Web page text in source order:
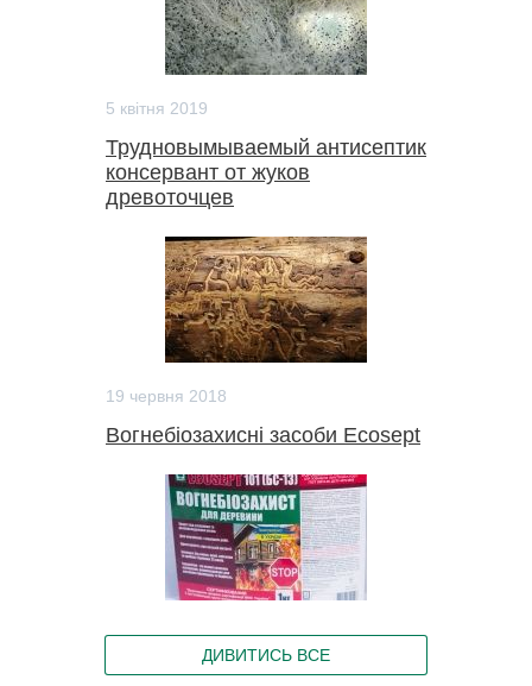
5 квітня 2019
Трудновымываемый антисептик
консервант от жуков
древоточцев
19 червня 2018
Вогнебіозахисні засоби Ecosept
ДИВИТИСЬ ВСЕ